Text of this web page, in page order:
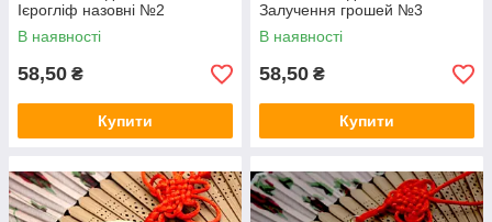
Ієрогліф назовні №2
В наявності
58,50 ₴
Купити
Залучення грошей №3
В наявності
58,50 ₴
Купити